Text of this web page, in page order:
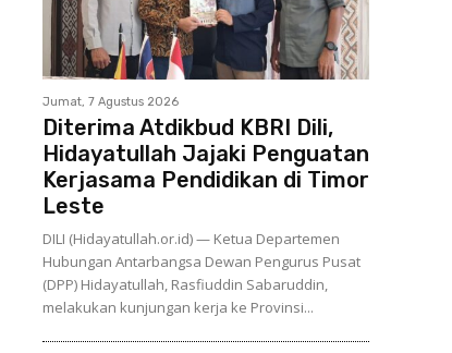
Jumat, 7 Agustus 2026
Diterima Atdikbud KBRI Dili,
Hidayatullah Jajaki Penguatan
Kerjasama Pendidikan di Timor
Leste
DILI (Hidayatullah.or.id) — Ketua Departemen
Hubungan Antarbangsa Dewan Pengurus Pusat
(DPP) Hidayatullah, Rasfiuddin Sabaruddin,
melakukan kunjungan kerja ke Provinsi...